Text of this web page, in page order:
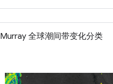
Murray 全球潮间带变化分类